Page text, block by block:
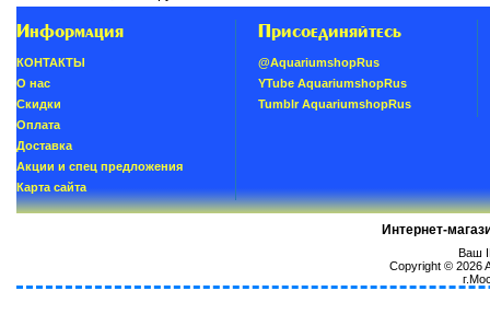
Информация
КОНТАКТЫ
О нас
Скидки
Oплатa
Доставка
Акции и спец предложения
Карта сайта
Присоединяйтесь
@AquariumshopRus
YTube AquariumshopRus
Tumblr AquariumshopRus
Интернет-
Ваш
Copyright © 2026